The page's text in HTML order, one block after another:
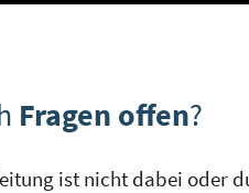
Fragen offen?
ist nicht dabei oder